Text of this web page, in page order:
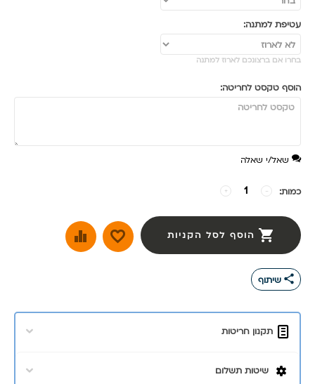
עטיפת למתנה:
בחרו אם ברצונכם לארוז למתנה
הוסף טקסט לחריטה:
שאל/י שאלה
כמות: + −
הוסף לסל הקניות
share שיתוף
תקנון חריטות
שיטות תשלום